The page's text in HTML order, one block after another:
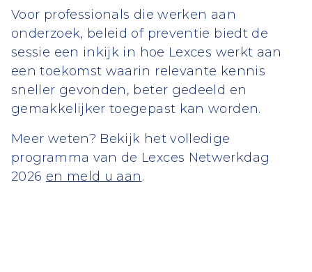
Voor professionals die werken aan
onderzoek, beleid of preventie biedt de
sessie een inkijk in hoe Lexces werkt aan
een toekomst waarin relevante kennis
sneller gevonden, beter gedeeld en
gemakkelijker toegepast kan worden.
Meer weten? Bekijk het volledige
programma van de Lexces Netwerkdag
2026 en meld u aan.